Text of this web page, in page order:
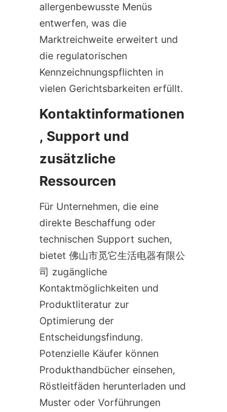
allergenbewusste Menüs
entwerfen, was die
Marktreichweite erweitert und
die regulatorischen
Kennzeichnungspflichten in
vielen Gerichtsbarkeiten erfüllt.
Kontaktinformationen
, Support und
zusätzliche
Für Unternehmen, die eine
direkte Beschaffung oder
technischen Support suchen,
bietet 佛山市觅它生活电器有限公
司 zugängliche
Kontaktmöglichkeiten und
Produktliteratur zur
Optimierung der
Entscheidungsfindung.
Potenzielle Käufer können
Produkthandbücher einsehen,
Röstleitfäden herunterladen und
Muster oder Vorführungen